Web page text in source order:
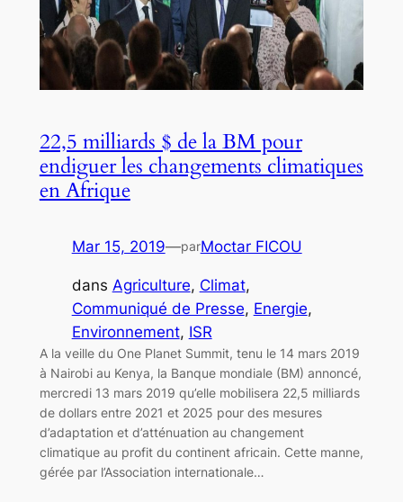
22,5 milliards $ de la BM pour
endiguer les changements climatiques
en Afrique
Mar 15, 2019—parMoctar FICOU
dans Agriculture, Climat
Communiqué de Presse, Energie
Environnement, ISR
A la veille du One Planet Summit, tenu le 14 mars 2019
à Nairobi au Kenya, la Banque mondiale (BM) annoncé,
mercredi 13 mars 2019 qu’elle mobilisera 22,5 milliards
de dollars entre 2021 et 2025 pour des mesures
d’adaptation et d’atténuation au changement
climatique au profit du continent africain. Cette manne,
gérée par l’Association internationale…